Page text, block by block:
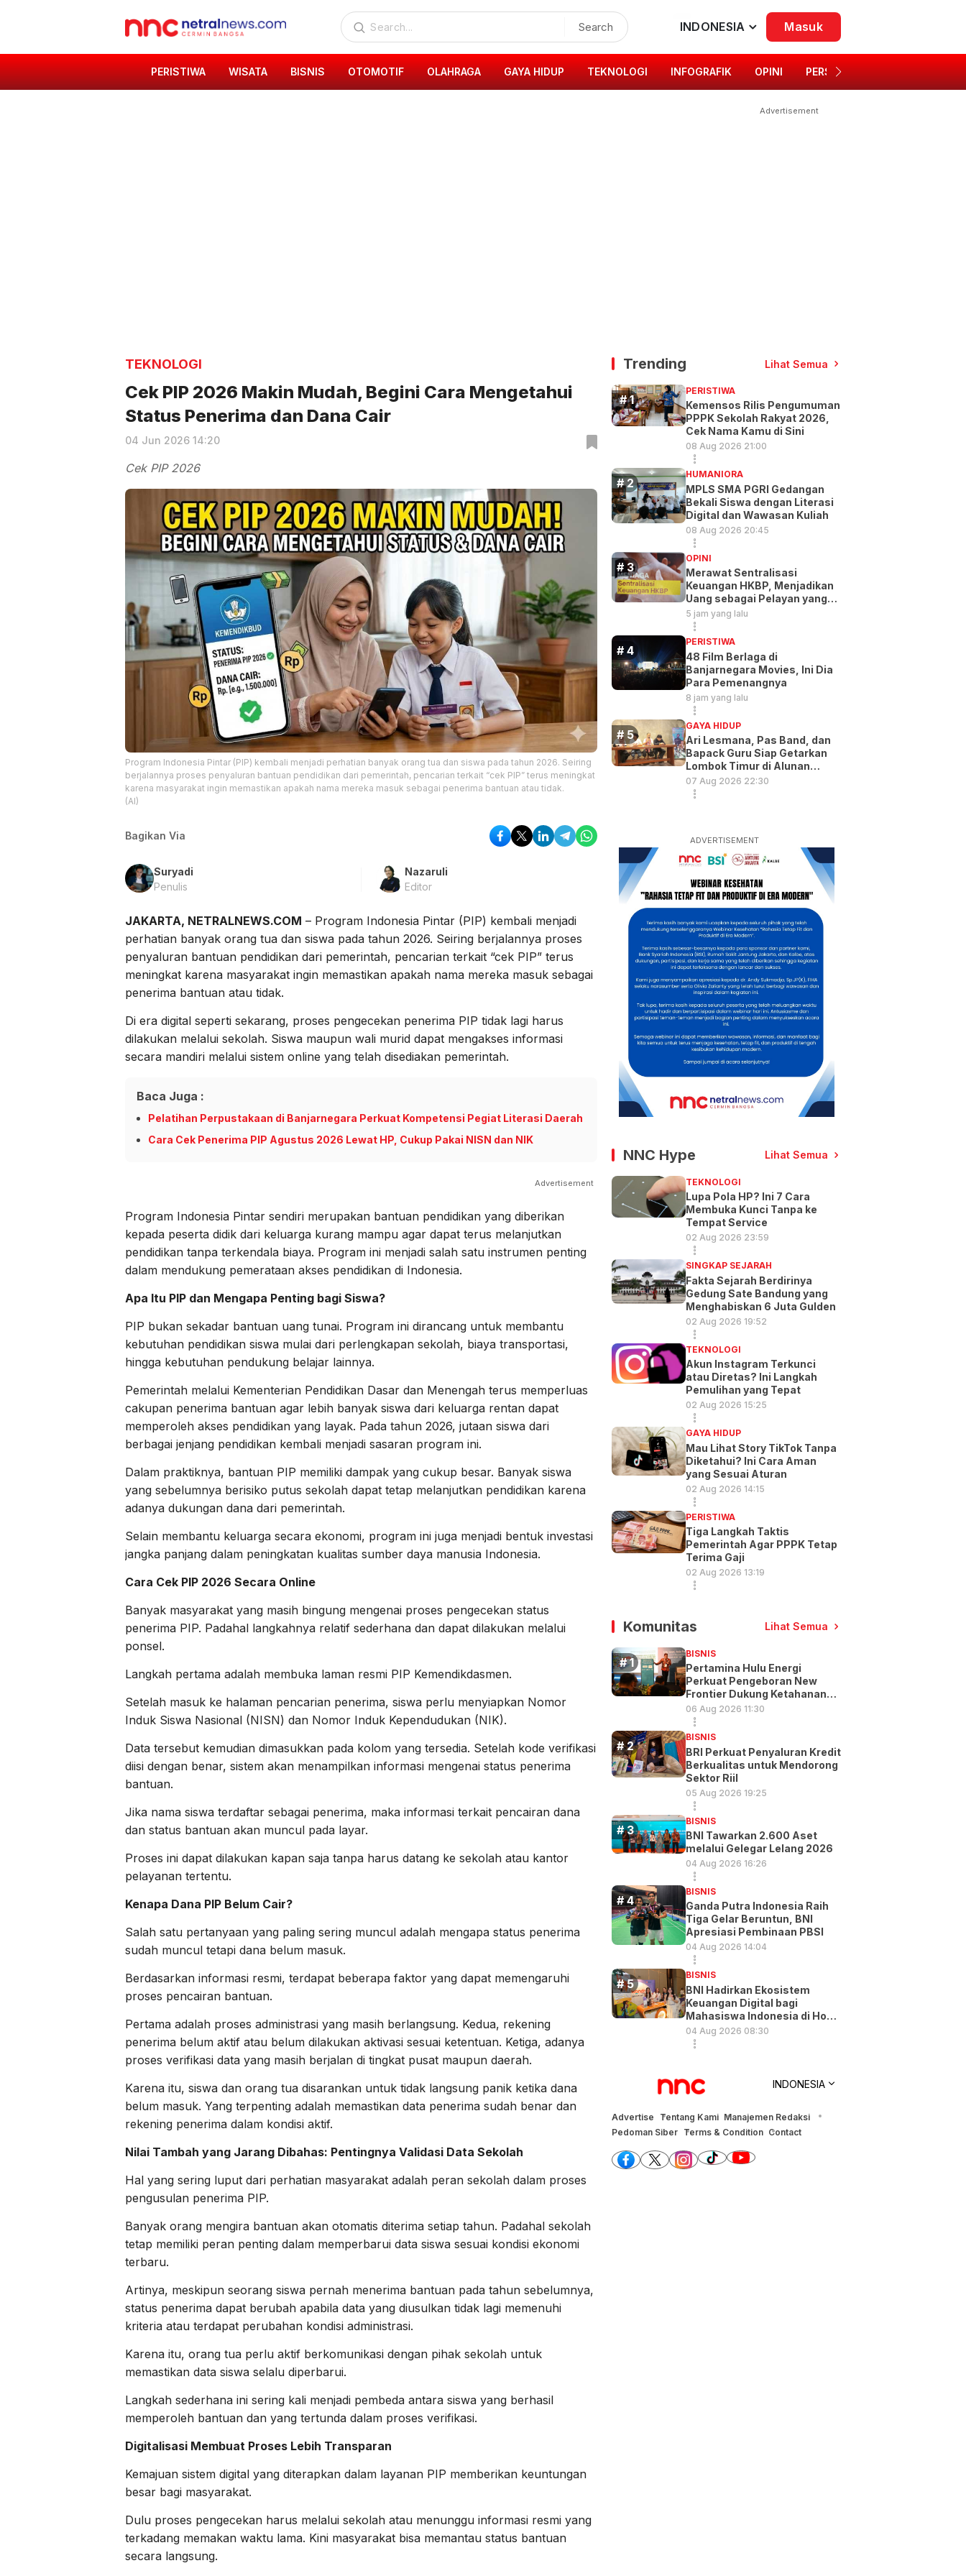
Search INDONESIA Masuk
PERISTIWA WISATA BISNIS OTOMOTIF OLAHRAGA GAYA HIDUP TEKNOLOGI INFOGRAFIK OPINI PERSONA
Advertisement
TEKNOLOGI
Cek PIP 2026 Makin Mudah, Begini Cara Mengetahui
Status Penerima dan Dana Cair
04 Jun 2026 14:20
Cek PIP 2026
Program Indonesia Pintar (PIP) kembali menjadi perhatian banyak orang tua dan siswa pada tahun 2026. Seiring
berjalannya proses penyaluran bantuan pendidikan dari pemerintah, pencarian terkait “cek PIP” terus meningkat
karena masyarakat ingin memastikan apakah nama mereka masuk sebagai penerima bantuan atau tidak.
(AI)
Bagikan Via
Suryadi
Penulis
Nazaruli
Editor
JAKARTA, NETRALNEWS.COM – Program Indonesia Pintar (PIP) kembali menjadi
perhatian banyak orang tua dan siswa pada tahun 2026. Seiring berjalannya proses
penyaluran bantuan pendidikan dari pemerintah, pencarian terkait “cek PIP” terus
meningkat karena masyarakat ingin memastikan apakah nama mereka masuk sebagai
penerima bantuan atau tidak.
Di era digital seperti sekarang, proses pengecekan penerima PIP tidak lagi harus
dilakukan melalui sekolah. Siswa maupun wali murid dapat mengakses informasi
secara mandiri melalui sistem online yang telah disediakan pemerintah.
Baca Juga :
Pelatihan Perpustakaan di Banjarnegara Perkuat Kompetensi Pegiat Literasi Daerah
Cara Cek Penerima PIP Agustus 2026 Lewat HP, Cukup Pakai NISN dan NIK
Advertisement
Program Indonesia Pintar sendiri merupakan bantuan pendidikan yang diberikan
kepada peserta didik dari keluarga kurang mampu agar dapat terus melanjutkan
pendidikan tanpa terkendala biaya. Program ini menjadi salah satu instrumen penting
dalam mendukung pemerataan akses pendidikan di Indonesia.
Apa Itu PIP dan Mengapa Penting bagi Siswa?
PIP bukan sekadar bantuan uang tunai. Program ini dirancang untuk membantu
kebutuhan pendidikan siswa mulai dari perlengkapan sekolah, biaya transportasi,
hingga kebutuhan pendukung belajar lainnya.
Pemerintah melalui Kementerian Pendidikan Dasar dan Menengah terus memperluas
cakupan penerima bantuan agar lebih banyak siswa dari keluarga rentan dapat
memperoleh akses pendidikan yang layak. Pada tahun 2026, jutaan siswa dari
berbagai jenjang pendidikan kembali menjadi sasaran program ini.
Dalam praktiknya, bantuan PIP memiliki dampak yang cukup besar. Banyak siswa
yang sebelumnya berisiko putus sekolah dapat tetap melanjutkan pendidikan karena
adanya dukungan dana dari pemerintah.
Selain membantu keluarga secara ekonomi, program ini juga menjadi bentuk investasi
jangka panjang dalam peningkatan kualitas sumber daya manusia Indonesia.
Cara Cek PIP 2026 Secara Online
Banyak masyarakat yang masih bingung mengenai proses pengecekan status
penerima PIP. Padahal langkahnya relatif sederhana dan dapat dilakukan melalui
ponsel.
Langkah pertama adalah membuka laman resmi PIP Kemendikdasmen.
Setelah masuk ke halaman pencarian penerima, siswa perlu menyiapkan Nomor
Induk Siswa Nasional (NISN) dan Nomor Induk Kependudukan (NIK).
Data tersebut kemudian dimasukkan pada kolom yang tersedia. Setelah kode verifikasi
diisi dengan benar, sistem akan menampilkan informasi mengenai status penerima
bantuan.
Jika nama siswa terdaftar sebagai penerima, maka informasi terkait pencairan dana
dan status bantuan akan muncul pada layar.
Proses ini dapat dilakukan kapan saja tanpa harus datang ke sekolah atau kantor
pelayanan tertentu.
Kenapa Dana PIP Belum Cair?
Salah satu pertanyaan yang paling sering muncul adalah mengapa status penerima
sudah muncul tetapi dana belum masuk.
Berdasarkan informasi resmi, terdapat beberapa faktor yang dapat memengaruhi
proses pencairan bantuan.
Pertama adalah proses administrasi yang masih berlangsung. Kedua, rekening
penerima belum aktif atau belum dilakukan aktivasi sesuai ketentuan. Ketiga, adanya
proses verifikasi data yang masih berjalan di tingkat pusat maupun daerah.
Karena itu, siswa dan orang tua disarankan untuk tidak langsung panik ketika dana
belum masuk. Yang terpenting adalah memastikan data penerima sudah benar dan
rekening penerima dalam kondisi aktif.
Nilai Tambah yang Jarang Dibahas: Pentingnya Validasi Data Sekolah
Hal yang sering luput dari perhatian masyarakat adalah peran sekolah dalam proses
pengusulan penerima PIP.
Banyak orang mengira bantuan akan otomatis diterima setiap tahun. Padahal sekolah
tetap memiliki peran penting dalam memperbarui data siswa sesuai kondisi ekonomi
terbaru.
Artinya, meskipun seorang siswa pernah menerima bantuan pada tahun sebelumnya,
status penerima dapat berubah apabila data yang diusulkan tidak lagi memenuhi
kriteria atau terdapat perubahan kondisi administrasi.
Karena itu, orang tua perlu aktif berkomunikasi dengan pihak sekolah untuk
memastikan data siswa selalu diperbarui.
Langkah sederhana ini sering kali menjadi pembeda antara siswa yang berhasil
memperoleh bantuan dan yang tertunda dalam proses verifikasi.
Digitalisasi Membuat Proses Lebih Transparan
Kemajuan sistem digital yang diterapkan dalam layanan PIP memberikan keuntungan
besar bagi masyarakat.
Dulu proses pengecekan harus melalui sekolah atau menunggu informasi resmi yang
terkadang memakan waktu lama. Kini masyarakat bisa memantau status bantuan
secara langsung.
Trending Lihat Semua
PERISTIWA
Kemensos Rilis Pengumuman
PPPK Sekolah Rakyat 2026,
Cek Nama Kamu di Sini
08 Aug 2026 21:00
HUMANIORA
MPLS SMA PGRI Gedangan
Bekali Siswa dengan Literasi
Digital dan Wawasan Kuliah
08 Aug 2026 20:45
OPINI
Merawat Sentralisasi
Keuangan HKBP, Menjadikan
Uang sebagai Pelayan yang
Baik
5 jam yang lalu
PERISTIWA
48 Film Berlaga di
Banjarnegara Movies, Ini Dia
Para Pemenangnya
8 jam yang lalu
GAYA HIDUP
Ari Lesmana, Pas Band, dan
Bapack Guru Siap Getarkan
Lombok Timur di Alunan
Music Exp
07 Aug 2026 22:30
ADVERTISEMENT
NNC Hype Lihat Semua
TEKNOLOGI
Lupa Pola HP? Ini 7 Cara
Membuka Kunci Tanpa ke
Tempat Service
02 Aug 2026 23:59
SINGKAP SEJARAH
Fakta Sejarah Berdirinya
Gedung Sate Bandung yang
Menghabiskan 6 Juta Gulden
02 Aug 2026 19:52
TEKNOLOGI
Akun Instagram Terkunci
atau Diretas? Ini Langkah
Pemulihan yang Tepat
02 Aug 2026 15:25
GAYA HIDUP
Mau Lihat Story TikTok Tanpa
Diketahui? Ini Cara Aman
yang Sesuai Aturan
02 Aug 2026 14:15
PERISTIWA
Tiga Langkah Taktis
Pemerintah Agar PPPK Tetap
Terima Gaji
02 Aug 2026 13:19
Komunitas Lihat Semua
BISNIS
Pertamina Hulu Energi
Perkuat Pengeboran New
Frontier Dukung Ketahanan
Energi
06 Aug 2026 11:30
BISNIS
BRI Perkuat Penyaluran Kredit
Berkualitas untuk Mendorong
Sektor Riil
05 Aug 2026 19:25
BISNIS
BNI Tawarkan 2.600 Aset
melalui Gelegar Lelang 2026
04 Aug 2026 16:26
BISNIS
Ganda Putra Indonesia Raih
Tiga Gelar Beruntun, BNI
Apresiasi Pembinaan PBSI
04 Aug 2026 14:04
BISNIS
BNI Hadirkan Ekosistem
Keuangan Digital bagi
Mahasiswa Indonesia di Hong
Kong
04 Aug 2026 08:30
INDONESIA
Advertise Tentang Kami Manajemen Redaksi
Pedoman Siber Terms & Condition Contact